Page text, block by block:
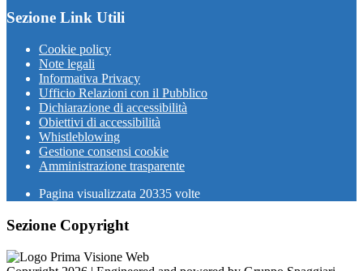
Sezione Link Utili
Cookie policy
Note legali
Informativa Privacy
Ufficio Relazioni con il Pubblico
Dichiarazione di accessibilità
Obiettivi di accessibilità
Whistleblowing
Gestione consensi cookie
Amministrazione trasparente
Pagina visualizzata 20335 volte
Sezione Copyright